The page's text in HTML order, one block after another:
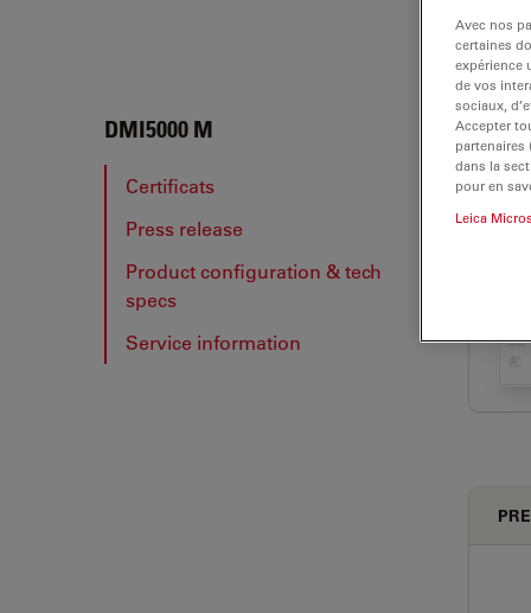
DMI5000 M
Certificats
Press release
Product configuration & tech
specs
Service information
Avec nos
certaines
expérience
de vos
sociaux,
Accepter
partenaires
dans la
pour en
Leica